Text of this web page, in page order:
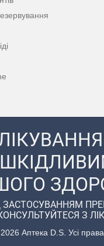
ЗАСТОСУВАННЯМ
З
Аптека D.S. Усі